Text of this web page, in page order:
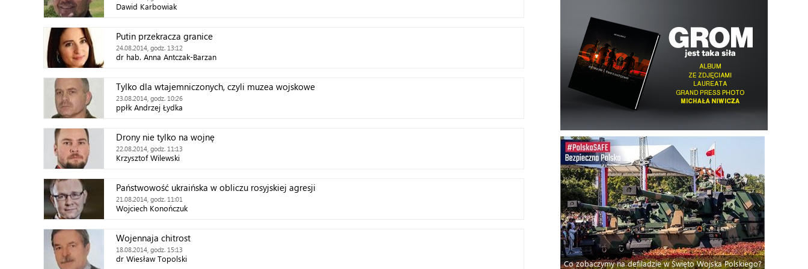
Dawid Karbowiak
Putin przekracza granice
24.08.2014, godz. 13:12
dr hab. Anna Antczak-Barzan
Tylko dla wtajemniczonych, czyli muzea wojskowe
23.08.2014, godz. 10:26
ppłk Andrzej Łydka
Drony nie tylko na wojnę
22.08.2014, godz. 11:13
Krzysztof Wilewski
Państwowość ukraińska w obliczu rosyjskiej agresji
21.08.2014, godz. 11:01
Wojciech Konończuk
Wojennaja chitrost
18.08.2014, godz. 15:13
dr Wiesław Topolski Co zobaczymy na defiladzie w Święto Wojska Polskiego?